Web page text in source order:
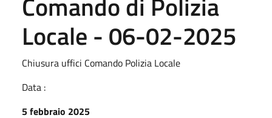
Locale - 06-02-2025
Chiusura uffici Comando Polizia Locale
Data :
5 febbraio 2025